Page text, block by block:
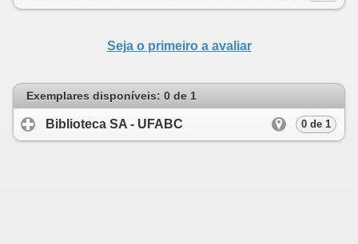
Seja o primeiro a avaliar
Exemplares disponíveis: 0 de 1
Biblioteca SA - UFABC 0 de 1
click to expand